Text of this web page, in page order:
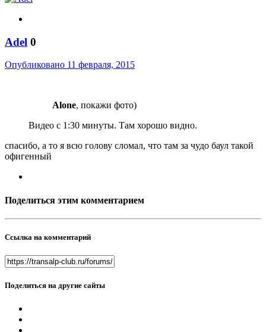
Adel 0
Опубликовано 11 февраля, 2015
Alone, покажи фото)
Видео с 1:30 минуты. Там хорошо видно.
спасибо, а то я всю голову сломал, что там за чудо баул такой
офигенный
Поделиться этим комментарием
Ссылка на комментарий
Поделиться на другие сайты